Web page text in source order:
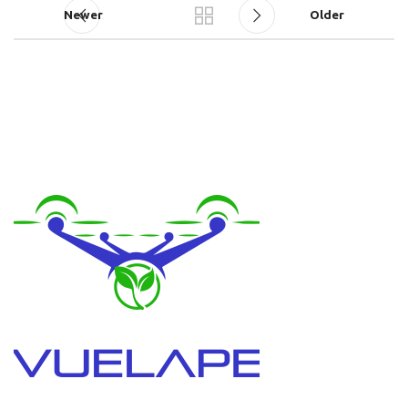
Newer Older